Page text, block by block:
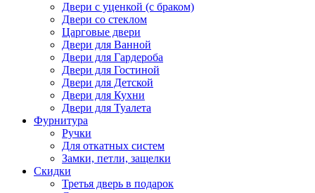
Двери с уценкой (с браком)
Двери со стеклом
Царговые двери
Двери для Ванной
Двери для Гардероба
Двери для Гостиной
Двери для Детской
Двери для Кухни
Двери для Туалета
Фурнитура
Ручки
Для откатных систем
Замки, петли, защелки
Скидки
Третья дверь в подарок